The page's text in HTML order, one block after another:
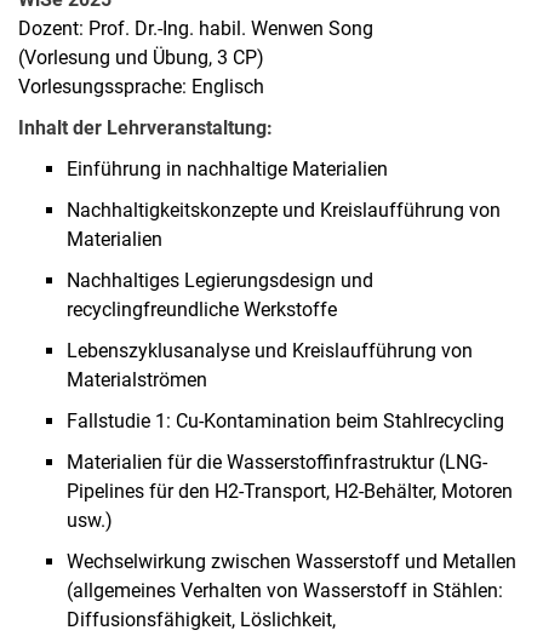
Dozent: Prof. Dr.-Ing. habil. Wenwen Song
(Vorlesung und Übung, 3 CP)
Vorlesungssprache: Englisch
Inhalt der Lehrveranstaltung:
Einführung in nachhaltige Materialien
Nachhaltigkeitskonzepte und Kreislaufführung von
Materialien
Nachhaltiges Legierungsdesign und
recyclingfreundliche Werkstoffe
Lebenszyklusanalyse und Kreislaufführung von
Materialströmen
Fallstudie 1: Cu-Kontamination beim Stahlrecycling
Materialien für die Wasserstoffinfrastruktur (LNG-
Pipelines für den H2-Transport, H2-Behälter, Motoren
usw.)
Wechselwirkung zwischen Wasserstoff und Metallen
(allgemeines Verhalten von Wasserstoff in Stählen:
Diffusionsfähigkeit, Löslichkeit,